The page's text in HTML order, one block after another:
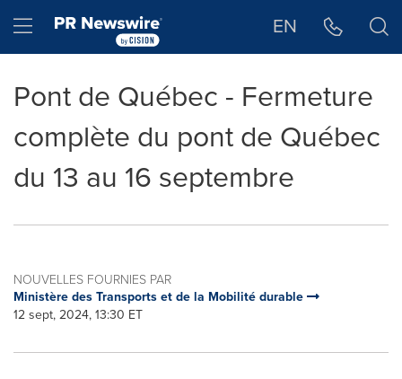
Hamburger menu EN
Pont de Québec - Fermeture
complète du pont de Québec
du 13 au 16 septembre
NOUVELLES FOURNIES PAR
Ministère des Transports et de la Mobilité durable
12 sept, 2024, 13:30 ET